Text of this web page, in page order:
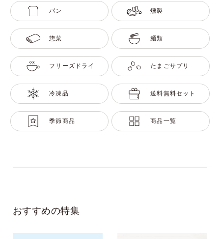
パン 燻製
惣菜 麺類
フリーズドライ たまごサプリ
冷凍品 送料無料セット
季節商品 商品一覧
おすすめの特集